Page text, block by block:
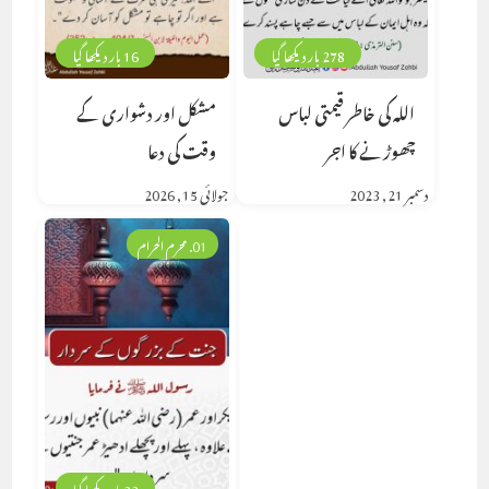
16 بار دیکھا گیا
مشکل اور دشواری کے
وقت کی دعا
جولائی 15, 2026
278 بار دیکھا گیا
اللہ کی خاطر قیمتی لباس
چھوڑنے کا اجر
دسمبر 21, 2023
01. محرم الحرام